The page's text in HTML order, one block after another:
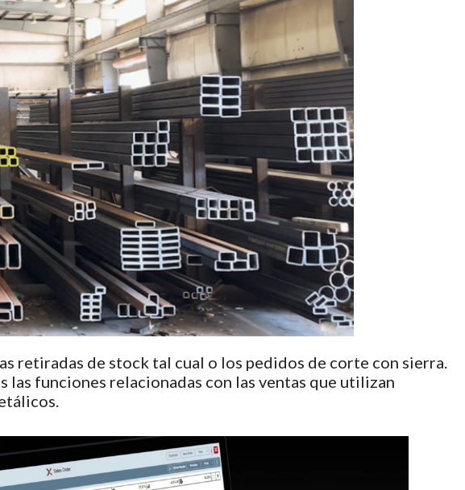
retiradas de stock tal cual o los pedidos de corte con sierra.
funciones relacionadas con las ventas que utilizan